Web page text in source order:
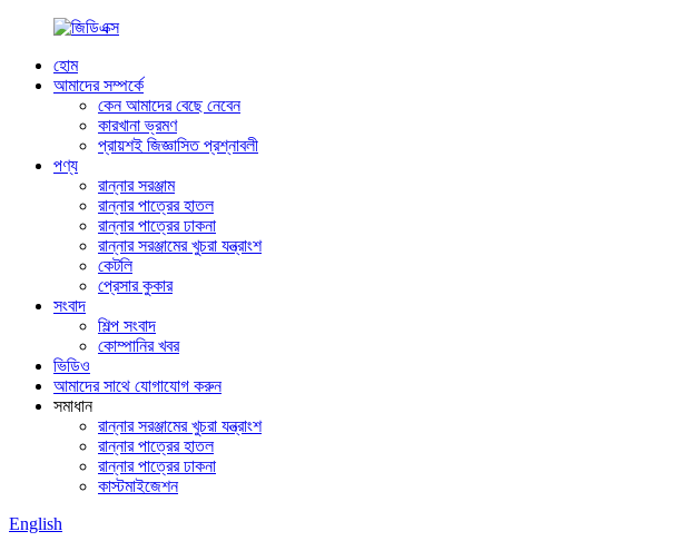
হোম
আমাদের সম্পর্কে
কেন আমাদের বেছে নেবেন
কারখানা ভ্রমণ
প্রায়শই জিজ্ঞাসিত প্রশ্নাবলী
পণ্য
রান্নার সরঞ্জাম
রান্নার পাত্রের হাতল
রান্নার পাত্রের ঢাকনা
রান্নার সরঞ্জামের খুচরা যন্ত্রাংশ
কেটলি
প্রেসার কুকার
সংবাদ
শিল্প সংবাদ
কোম্পানির খবর
ভিডিও
আমাদের সাথে যোগাযোগ করুন
সমাধান
রান্নার সরঞ্জামের খুচরা যন্ত্রাংশ
রান্নার পাত্রের হাতল
রান্নার পাত্রের ঢাকনা
কাস্টমাইজেশন
English